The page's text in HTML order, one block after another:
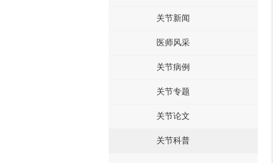
关节新闻
医师风采
关节病例
关节专题
关节论文
关节科普